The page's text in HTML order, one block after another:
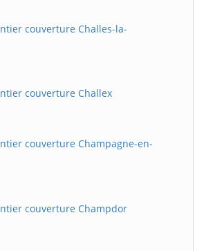
couverture Challes-la-
couverture Challex
couverture Champagne-en-
couverture Champdor